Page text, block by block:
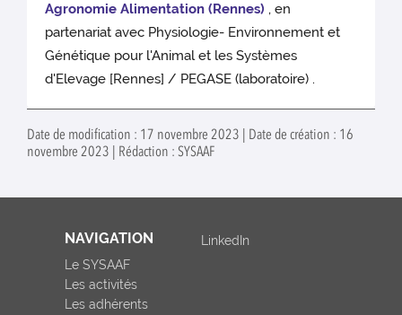
Agronomie Alimentation (Rennes) , en
partenariat avec Physiologie- Environnement et
Génétique pour l'Animal et les Systèmes
d'Elevage [Rennes] / PEGASE (laboratoire) .
Date de modification : 17 novembre 2023 | Date de création : 16
novembre 2023 | Rédaction : SYSAAF
NAVIGATION
Le SYSAAF
Les activités
Les adhérents
LinkedIn